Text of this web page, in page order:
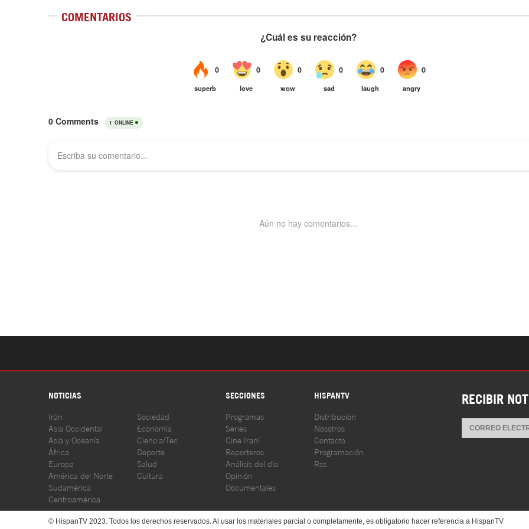
COMENTARIOS
NOTICIAS SECCIONES HISPANTV
Irán
Asia Occidental
Asia y Oceanía
África
Europa
América del Norte
Sudamérica
Centroamérica
Sociedad
Economía
Ciencia/Tec
Deporte
Salud
Cultura
Programas
Series
Cine Iraní
Reporteros
Análisis del día
Opinión
Documentales
Distribución
Nosotros
Contacto
Programación
Rss
RECIBIR
© HispanTV 2023. Todos los derechos reservados. Al usar los materiales parcial o completamente, es obligatorio hacer referencia a HispanTV